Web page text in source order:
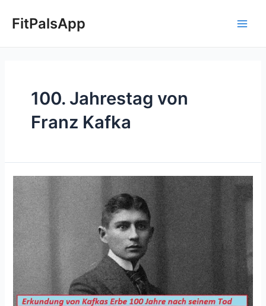
FitPalsApp
100. Jahrestag von
Franz Kafka
Erkundung
von
Kafkas
Erbe:
100
Jahre
nach
seinem
Tod